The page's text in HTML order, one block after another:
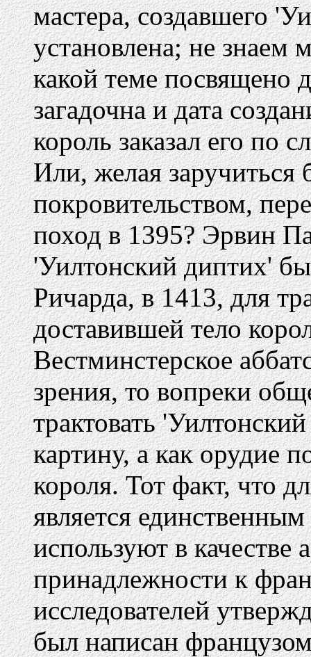
мастера, создавшего
установлена; не знаем
какой теме посвящено
загадочна и дата
король заказал его по
Или, желая заручиться
покровительством,
поход в 1395? Эрвин
'Уилтонский диптих'
Ричарда, в 1413, для
доставившей тело
Вестминстерское
зрения, то вопреки
трактовать
картину, а как орудие
короля. Тот факт, что
является
используют в качестве
принадлежности к
исследователей
был написан